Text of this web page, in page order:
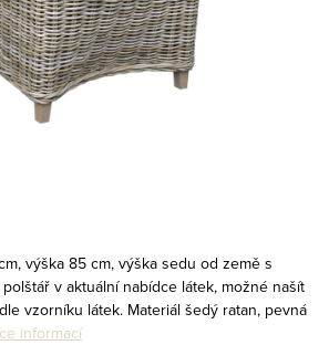
výška 85 cm, výška sedu od země s
v aktuální nabídce látek, možné našít
vzorníku látek. Materiál šedý ratan, pevná
informací